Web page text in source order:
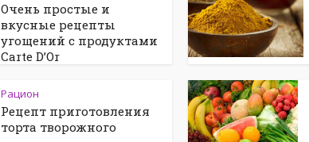
Очень простые и
вкусные рецепты
угощений с продуктами
Carte D’Or
Рацион
Рецепт приготовления
торта творожного